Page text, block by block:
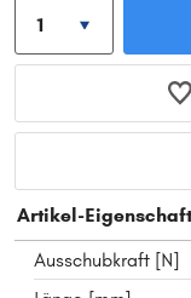
Artikel-
Ausschubkraft [N]